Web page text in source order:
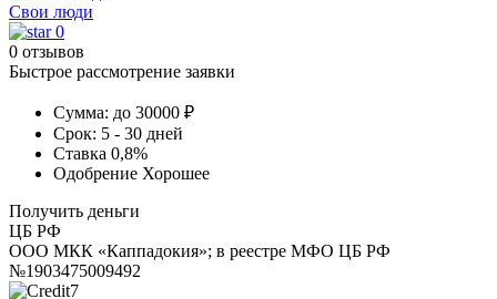
Свои люди
0
0 отзывов
Быстрое рассмотрение заявки
Сумма: до 30000 ₽
Срок: 5 - 30 дней
Ставка 0,8%
Одобрение Хорошее
Получить деньги
ЦБ РФ
ООО МКК «Каппадокия»; в реестре МФО ЦБ РФ
№1903475009492